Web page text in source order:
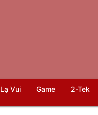
Lạ Vui Game 2-Tek